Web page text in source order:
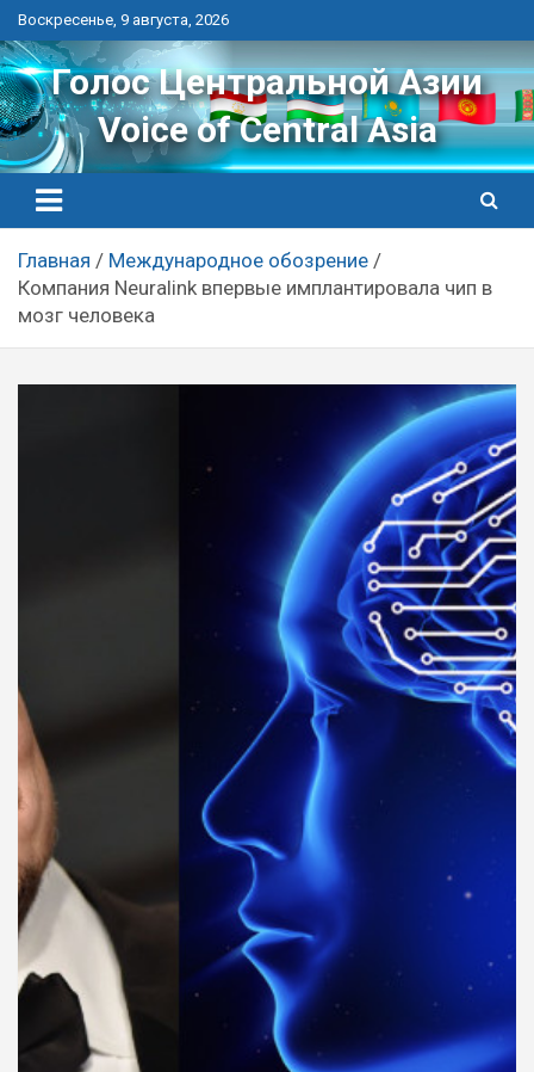
Перейти
к
контенту
Воскресенье, 9 августа, 2026
Голос Центральной Азии
Voice of Central Asia
Главная
Международное обозрение
Компания Neuralink впервые имплантировала чип в
мозг человека